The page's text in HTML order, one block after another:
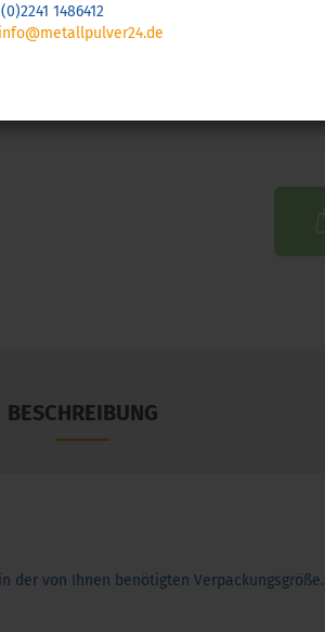
1486412
info@metallpulver24.de
BESCHREIBUNG
der von Ihnen benötigten Verpackungsgröße.